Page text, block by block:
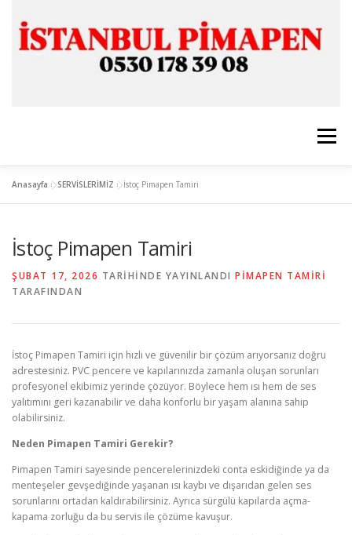
Menü
CAM & ALÜMİNYUM SERVİSLERİMİZ
Anasayfa »SERVİSLERİMİZ »İstoç Pimapen Tamiri
İstoç Pimapen Tamiri
ŞUBAT 17, 2026 TARIHINDE YAYINLANDI PIMAPEN TAMIRI
TARAFINDAN
İstoç Pimapen Tamiri için hızlı ve güvenilir bir çözüm arıyorsanız doğru
adrestesiniz. PVC pencere ve kapılarınızda zamanla oluşan sorunları
profesyonel ekibimiz yerinde çözüyor. Böylece hem ısı hem de ses
yalıtımını geri kazanabilir ve daha konforlu bir yaşam alanına sahip
olabilirsiniz.
Neden Pimapen Tamiri Gerekir?
Pimapen Tamiri sayesinde pencerelerinizdeki conta eskidiğinde ya da
menteşeler gevşediğinde yaşanan ısı kaybı ve dışarıdan gelen ses
sorunlarını ortadan kaldırabilirsiniz. Ayrıca sürgülü kapılarda açma-
kapama zorluğu da bu servis ile çözüme kavuşur.